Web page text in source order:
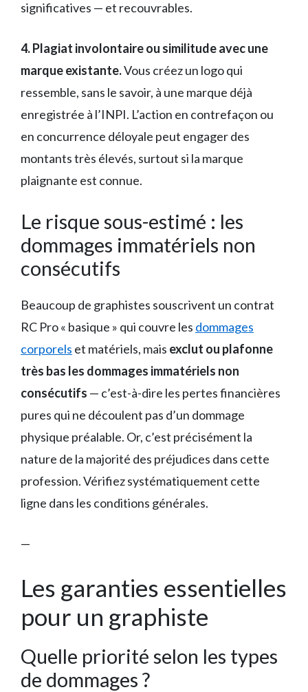
significatives — et recouvrables.
4. Plagiat involontaire ou similitude avec une
marque existante.Vous créez un logo qui
ressemble, sans le savoir, à une marque déjà
enregistrée à l’INPI. L’action en contrefaçon ou
en concurrence déloyale peut engager des
montants très élevés, surtout si la marque
plaignante est connue.
Le risque sous-estimé : les
dommages immatériels non
consécutifs
Beaucoup de graphistes souscrivent un contrat
RC Pro « basique » qui couvre les dommages
corporels et matériels, mais exclut ou plafonne
très bas les dommages immatériels non
consécutifs — c’est-à-dire les pertes financières
pures qui ne découlent pas d’un dommage
physique préalable. Or, c’est précisément la
nature de la majorité des préjudices dans cette
profession. Vérifiez systématiquement cette
ligne dans les conditions générales.
—
Les garanties essentielles
pour un graphiste
Quelle priorité selon les types
de dommages ?